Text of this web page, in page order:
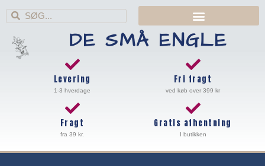
DE SMÅ ENGLE
Levering
1-3 hverdage
Fri fragt
ved køb over 399 kr
Fragt
fra 39 kr.
Gratis afhentning
I butikken